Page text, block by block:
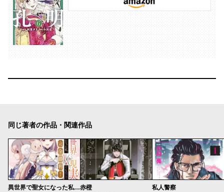
同じ著者の作品・関連作品
異世界で聖女になった私、現実世界でも聖女チートで完全勝利！赤橙 私人警察